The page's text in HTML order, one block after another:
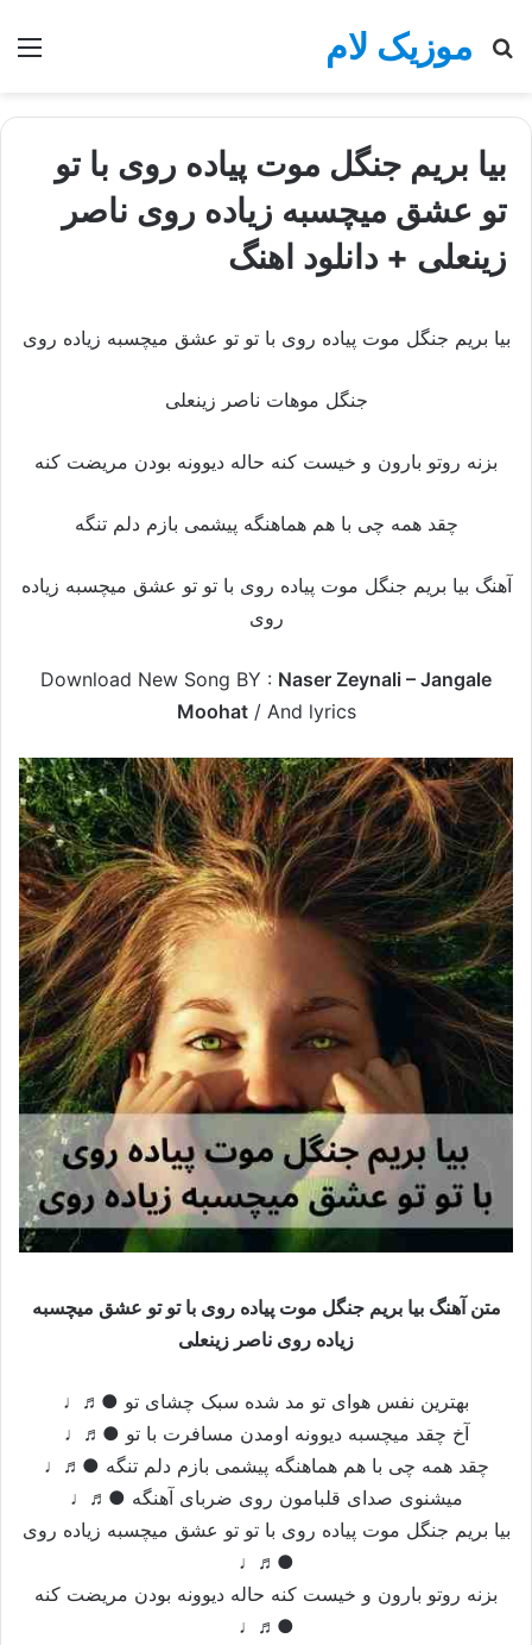
موزیک لام
جستجو
بیا بریم جنگل موت پیاده روی با تو
تو عشق میچسبه زیاده روی ناصر
زینعلی + دانلود اهنگ
بیا بریم جنگل موت پیاده روی با تو تو عشق میچسبه زیاده روی
جنگل موهات ناصر زینعلی
بزنه روتو بارون و خیست کنه حاله دیوونه بودن مریضت کنه
چقد همه چی با هم هماهنگه پیشمی بازم دلم تنگه
آهنگ بیا بریم جنگل موت پیاده روی با تو تو عشق میچسبه زیاده
روی
Download New Song BY : Naser Zeynali – Jangale
Moohat/ And lyrics
متن آهنگ بیا بریم جنگل موت پیاده روی با تو تو عشق میچسبه
زیاده روی ناصر زینعلی
بهترین نفس هوای تو مد شده سبک چشای تو ●♬♩
آخ چقد میچسبه دیوونه اومدن مسافرت با تو ●♬♩
چقد همه چی با هم هماهنگه پیشمی بازم دلم تنگه ●♬♩
میشنوی صدای قلبامون روی ضربای آهنگه ●♬♩
بیا بریم جنگل موت پیاده روی با تو تو عشق میچسبه زیاده روی
●♬♩
بزنه روتو بارون و خیست کنه حاله دیوونه بودن مریضت کنه
●♬♩